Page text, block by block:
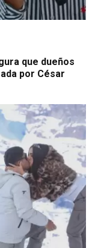
que dueños
por César